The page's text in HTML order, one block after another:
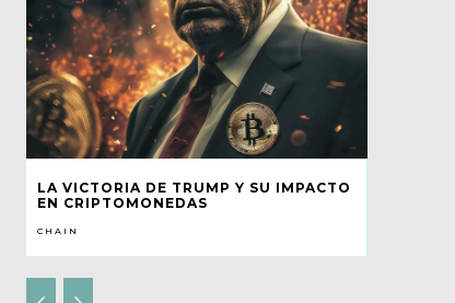
LA VICTORIA DE TRUMP Y SU IMPACTO
EN CRIPTOMONEDAS
CHAIN